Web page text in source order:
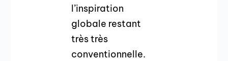
l’inspiration
globale restant
très très
conventionnelle.